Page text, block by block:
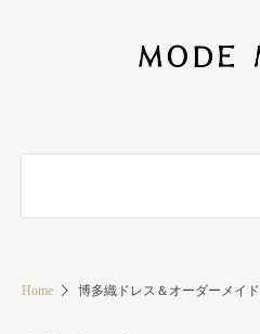
Home 博多織ドレス＆オーダーメイド